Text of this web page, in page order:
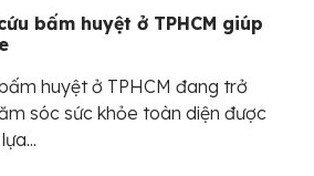
bấm huyệt ở TPHCM giúp
huyệt ở TPHCM đang trở
sóc sức khỏe toàn diện được